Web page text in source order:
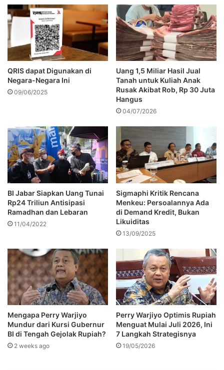
QRIS dapat Digunakan di
Negara-Negara Ini
09/06/2025
Uang 1,5 Miliar Hasil Jual
Tanah untuk Kuliah Anak
Rusak Akibat Rob, Rp 30 Juta
Hangus
04/07/2026
BI Jabar Siapkan Uang Tunai
Rp24 Triliun Antisipasi
Ramadhan dan Lebaran
11/04/2022
Sigmaphi Kritik Rencana
Menkeu: Persoalannya Ada
di Demand Kredit, Bukan
Likuiditas
13/09/2025
Mengapa Perry Warjiyo
Mundur dari Kursi Gubernur
BI di Tengah Gejolak Rupiah?
2 weeks ago
Perry Warjiyo Optimis Rupiah
Menguat Mulai Juli 2026, Ini
7 Langkah Strategisnya
19/05/2026